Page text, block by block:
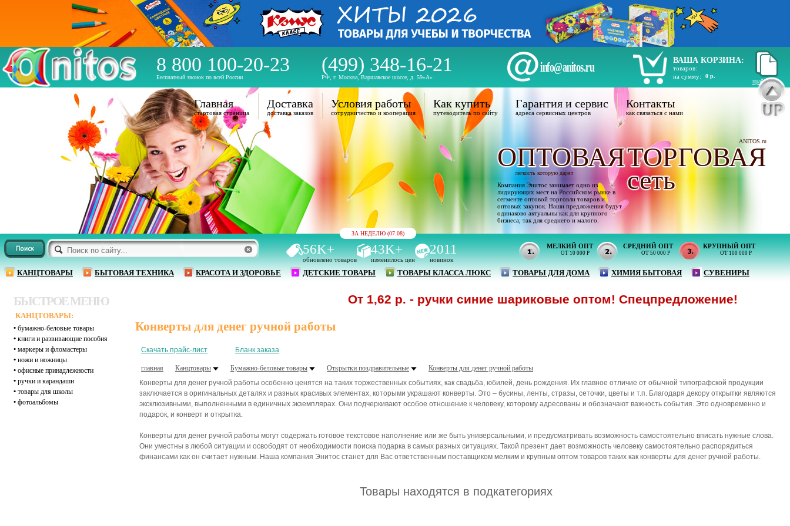
8 800 100-20-23
Бесплатный звонок по всей России
(499) 348-16-21
РФ, г. Москва, Варшавское шоссе, д. 59«А»
info@anitos.ru
ВАША КОРЗИНА:
товаров:
на сумму:
0 р.
прайс лист
ЗА НЕДЕЛЮ (07.08)
56K+
обновлено товаров
43K+
изменилось цен
2011
новинок
МЕЛКИЙ ОПТ
ОТ 10 000 Р
СРЕДНИЙ ОПТ
ОТ 50 000 Р
КРУПНЫЙ ОПТ
ОТ 100 000 Р
КАНЦТОВАРЫ БЫТОВАЯ ТЕХНИКА КРАСОТА И ЗДОРОВЬЕ ДЕТСКИЕ ТОВАРЫ ТОВАРЫ КЛАССА ЛЮКС ТОВАРЫ ДЛЯ ДОМА ХИМИЯ БЫТОВАЯ СУВЕНИРЫ
Главная
стартовая страница
Доставка
доставка заказов
Условия работы
сотрудничество и кооперация
Как купить
путеводитель по сайту
Гарантия и сервис
адреса сервисных центров
Контакты
как связаться с нами
ANITOS.ru
ОПТОВАЯТОРГОВАЯ
легкость которую дарят
Компания Энитос занимает одно из
лидирующих мест на Российском рынке в
сегменте оптовой торговли товаров и
оптовых закупок. Наши предложения будут
одинаково актуальны как для крупного
бизнеса, так для среднего и малого.
сеть
БЫСТРОЕ МЕНЮ
КАНЦТОВАРЫ:
• бумажно-беловые товары
• книги и развивающие пособия
• маркеры и фломастеры
• ножи и ножницы
• офисные принадлежности
• ручки и карандаши
• товары для школы
• фотоальбомы
От 1,62 р. - ручки синие шариковые оптом! Спецпредложение!
Конверты для денег ручной работы
Скачать прайс-лист Бланк заказа
главная Канцтовары Бумажно-беловые товары Открытки поздравительные
Конверты для денег ручной работы
Конверты для денег ручной работы особенно ценятся на таких торжественных событиях, как свадьба, юбилей, день рождения. Их главное отличие от обычной типографской продукции
заключается в оригинальных деталях и разных красивых элементах, которыми украшают конверты. Это – бусины, ленты, стразы, сеточки, цветы и т.п. Благодаря декору открытки являются
эксклюзивными, выполненными в единичных экземплярах. Они подчеркивают особое отношение к человеку, которому адресованы и обозначают важность события. Это одновременно и
подарок, и конверт и открытка.
Конверты для денег ручной работы могут содержать готовое текстовое наполнение или же быть универсальными, и предусматривать возможность самостоятельно вписать нужные слова.
Они уместны в любой ситуации и освободят от необходимости поиска подарка в самых разных ситуациях. Такой презент дает возможность человеку самостоятельно распорядиться
финансами как он считает нужным. Наша компания Энитос станет для Вас ответственным поставщиком мелким и крупным оптом товаров таких как конверты для денег ручной работы.
Товары находятся в подкатегориях